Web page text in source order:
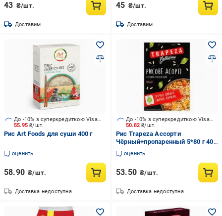
43 ₴/шт.
Доставим
45 ₴/шт.
Доставим
55.95₴/шт.
До -10% з суперкредиткою Visa Вигода
Рис Art Foods для суши 400 г
оценить
58.90 ₴/шт.
Доставка недоступна
50.82₴/шт.
До -10% з суперкредиткою Visa Вигода
Рис Trapeza Ассорти
Чёрный+пропаренный 5*80 г 400
г
оценить
53.50 ₴/шт.
Доставка недоступна